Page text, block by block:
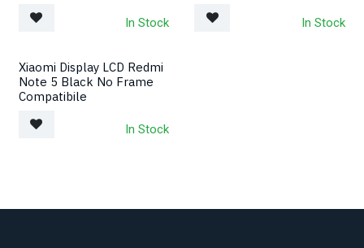
In Stock In Stock
Xiaomi Display LCD Redmi
Note 5 Black No Frame
Compatibile
In Stock